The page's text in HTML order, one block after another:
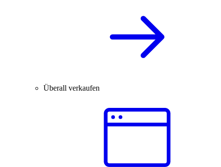
Überall verkaufen